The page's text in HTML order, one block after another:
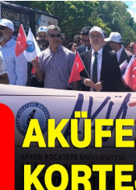
SAĞLIK
SPOR
11:11 MANŞET